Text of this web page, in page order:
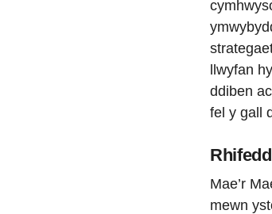
llwyfan
ddiben
fel y gall
Rhifedd
Mae’r
mewn